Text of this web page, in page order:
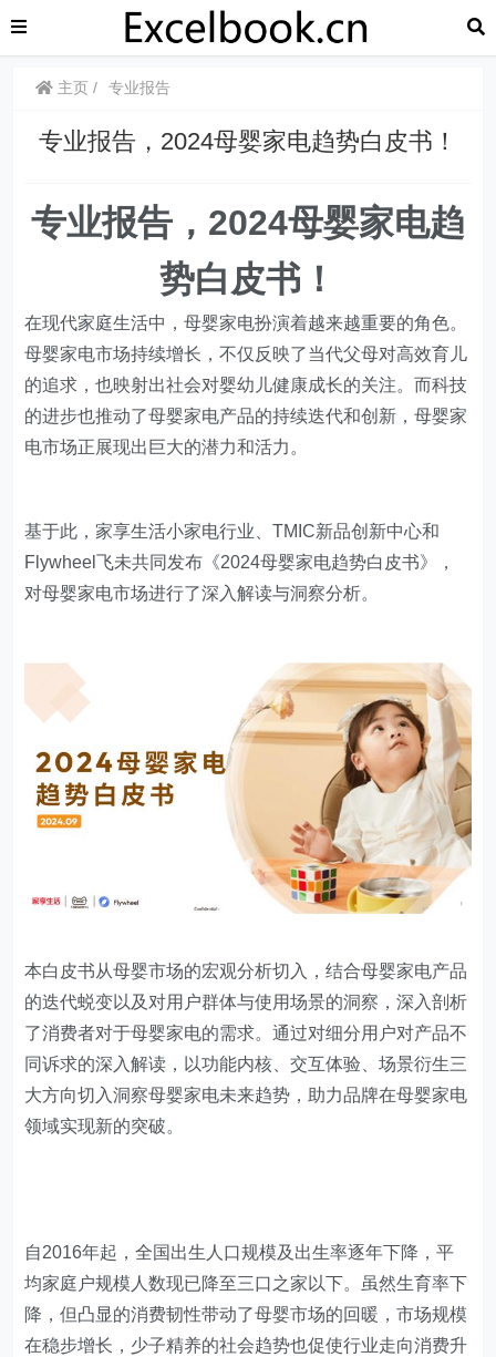
主页 专业报告
​​专业报告，2024母婴家电趋势白皮书！
专业报告，2024母婴家电趋
势白皮书！
在现代家庭生活中，母婴家电扮演着越来越重要的角色。
母婴家电市场持续增长，不仅反映了当代父母对高效育儿
的追求，也映射出社会对婴幼儿健康成长的关注。而科技
的进步也推动了母婴家电产品的持续迭代和创新，母婴家
电市场正展现出巨大的潜力和活力。
基于此，家享生活小家电行业、TMIC新品创新中心和
Flywheel飞未共同发布《2024母婴家电趋势白皮书》，
对母婴家电市场进行了深入解读与洞察分析。
本白皮书从母婴市场的宏观分析切入，结合母婴家电产品
的迭代蜕变以及对用户群体与使用场景的洞察，深入剖析
了消费者对于母婴家电的需求。通过对细分用户对产品不
同诉求的深入解读，以功能内核、交互体验、场景衍生三
大方向切入洞察母婴家电未来趋势，助力品牌在母婴家电
领域实现新的突破。
自2016年起，全国出生人口规模及出生率逐年下降，平
均家庭户规模人数现已降至三口之家以下。虽然生育率下
降，但凸显的消费韧性带动了母婴市场的回暖，市场规模
在稳步增长，少子精养的社会趋势也促使行业走向消费升